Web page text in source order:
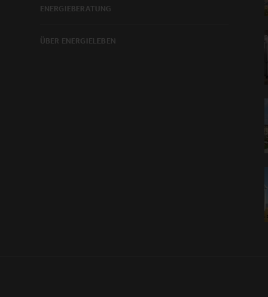
ENERGIEBERATUNG
ÜBER ENERGIELEBEN